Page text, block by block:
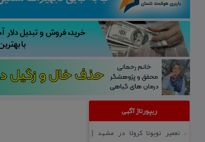
ریپورتاژ آگهی
:: تعمیر تویوتا كرولا در مشهد |